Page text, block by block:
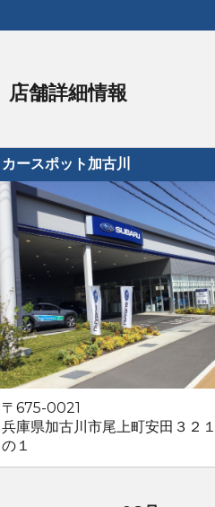
店舗詳細情報
カースポット加古川
〒675-0021
兵庫県加古川市尾上町安田３２
の１